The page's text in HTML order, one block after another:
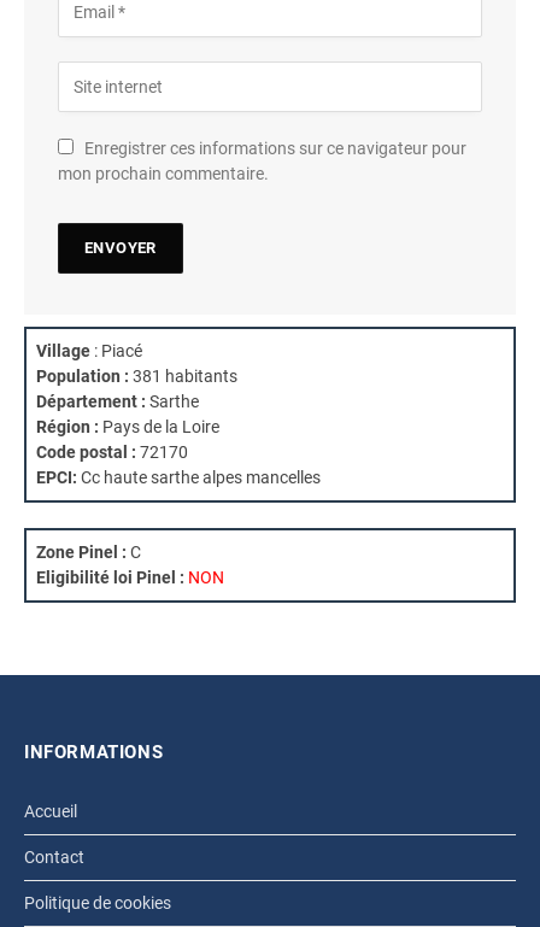
Enregistrer ces informations sur ce navigateur pour
mon prochain commentaire.
Village : Piacé
Population : 381 habitants
Département : Sarthe
Région : Pays de la Loire
Code postal : 72170
EPCI: Cc haute sarthe alpes mancelles
Zone Pinel : C
Eligibilité loi Pinel : NON
INFORMATIONS
Accueil
Contact
Politique de cookies